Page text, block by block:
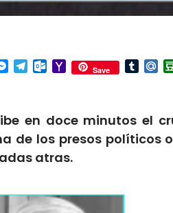
Messenger
TelegramOutlook.com
YahooSave
en doce minutos el
de los presos políticos
atras.